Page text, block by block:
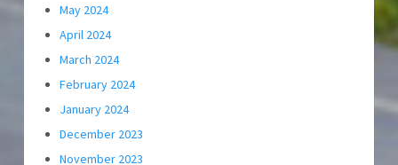
May 2024
April 2024
March 2024
February 2024
January 2024
December 2023
November 2023